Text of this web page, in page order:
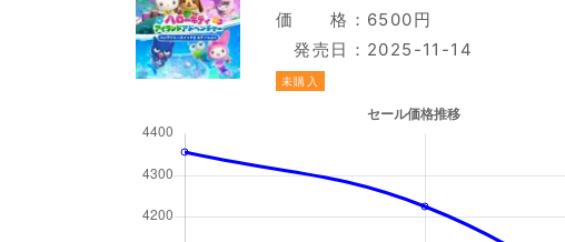
価 格：6500円
発売日：2025-11-14
未購入